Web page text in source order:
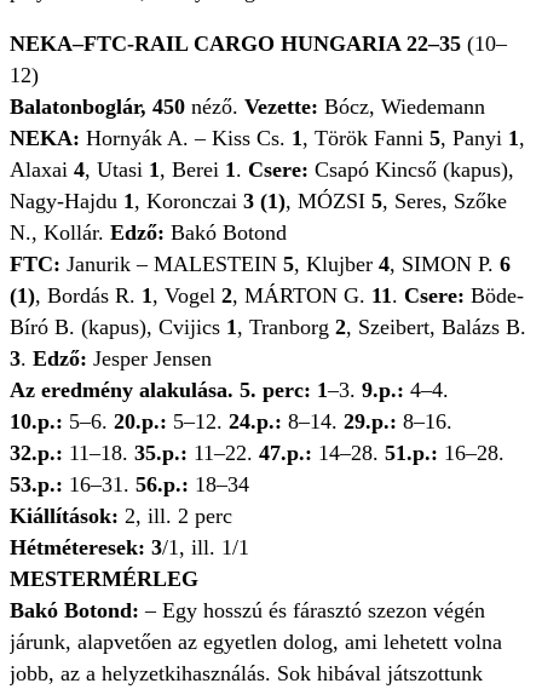
NEKA–FTC-RAIL CARGO HUNGARIA 22–35 (10–
12)
Balatonboglár, 450 néző. Vezette: Bócz, Wiedemann
NEKA: Hornyák A. – Kiss Cs. 1, Török Fanni 5, Panyi 1,
Alaxai 4, Utasi 1, Berei 1. Csere: Csapó Kincső (kapus),
Nagy-Hajdu 1, Koronczai 3 (1), MÓZSI 5, Seres, Szőke
N., Kollár. Edző: Bakó Botond
FTC: Janurik – MALESTEIN 5, Klujber 4, SIMON P. 6
(1), Bordás R. 1, Vogel 2, MÁRTON G. 11. Csere: Böde-
Bíró B. (kapus), Cvijics 1, Tranborg 2, Szeibert, Balázs B.
3. Edző: Jesper Jensen
Az eredmény alakulása. 5. perc: 1–3. 9.p.: 4–4.
10.p.: 5–6. 20.p.: 5–12. 24.p.: 8–14. 29.p.: 8–16.
32.p.: 11–18. 35.p.: 11–22. 47.p.: 14–28. 51.p.: 16–28.
53.p.: 16–31. 56.p.: 18–34
Kiállítások: 2, ill. 2 perc
Hétméteresek: 3/1, ill. 1/1
MESTERMÉRLEG
Bakó Botond:– Egy hosszú és fárasztó szezon végén
járunk, alapvetően az egyetlen dolog, ami lehetett volna
jobb, az a helyzetkihasználás. Sok hibával játszottunk